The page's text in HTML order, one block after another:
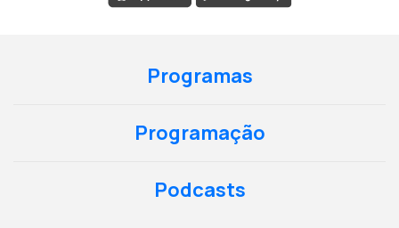
Programas
Programação
Podcasts